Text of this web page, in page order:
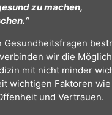
zu machen,
Gesundheitsfragen
wir die
mit nicht minder
wichtigen Faktoren wie
und Vertrauen.